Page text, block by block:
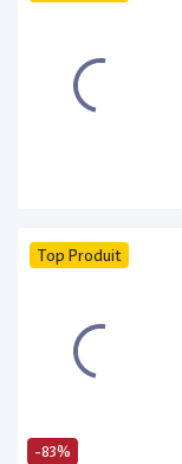
-83%
Top Produit